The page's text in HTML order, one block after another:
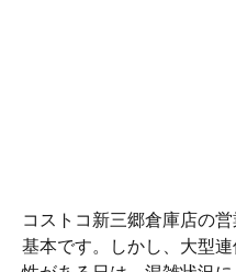
コストコ新三郷倉庫店の
基本です。しかし、大型